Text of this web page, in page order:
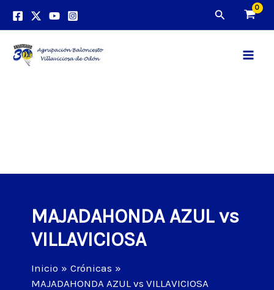
Buscar
MAJADAHONDA AZUL vs
VILLAVICIOSA
Inicio
Crónicas
MAJADAHONDA AZUL vs VILLAVICIOSA